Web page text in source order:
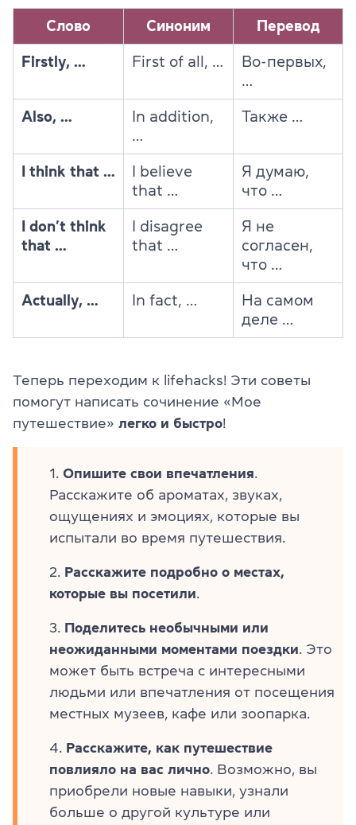
Слово Синоним Перевод
Firstly, … First of all, … Во-первых,
Also, …
In addition,
Также …
I think that …
I believe
that …
Я думаю,
что …
I don’t think
that …
I disagree
that …
Я не
согласен,
что …
Actually, … In fact, …
На самом
деле …
Теперь переходим к lifehacks! Эти советы
помогут написать сочинение «Мое
путешествие» легко и быстро!
Опишите свои впечатления
Расскажите об ароматах, звуках,
ощущениях и эмоциях, которые вы
испытали во время путешествия.
Расскажите подробно о местах,
которые вы посетили
Поделитесь необычными или
неожиданными моментами поездки . Это
может быть встреча с интересными
людьми или впечатления от посещения
местных музеев, кафе или зоопарка.
Расскажите, как путешествие
повлияло на вас лично . Возможно, вы
приобрели новые навыки, узнали
больше о другой культуре или